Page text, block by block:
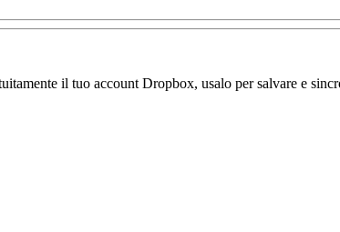
il tuo account Dropbox, usalo per salvare e